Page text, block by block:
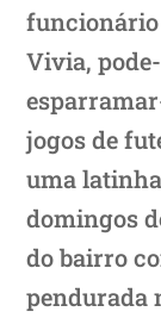
funcionário
Vivia,
jogos de
uma
domingos
do bairro
pendurada